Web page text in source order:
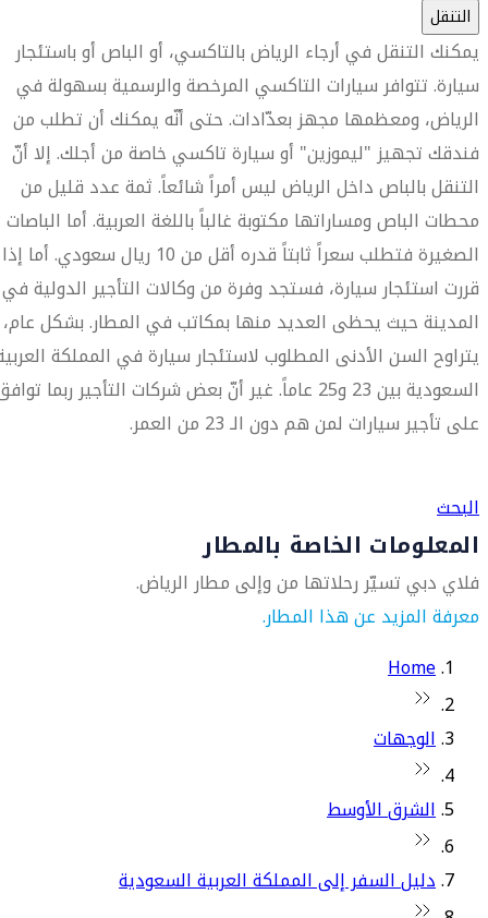
التنقل
يمكنك التنقل في أرجاء الرياض بالتاكسي، أو الباص أو باستئجار
سيارة. تتوافر سيارات التاكسي المرخصة والرسمية بسهولة في
الرياض، ومعظمها مجهز بعدّادات. حتى أنّه يمكنك أن تطلب من
فندقك تجهيز "ليموزين" أو سيارة تاكسي خاصة من أجلك. إلا أنّ
التنقل بالباص داخل الرياض ليس أمراً شائعاً. ثمة عدد قليل من
محطات الباص ومساراتها مكتوبة غالباً باللغة العربية. أما الباصات
الصغيرة فتطلب سعراً ثابتاً قدره أقل من 10 ريال سعودي. أما إذا
قررت استئجار سيارة، فستجد وفرة من وكالات التأجير الدولية في
المدينة حيث يحظى العديد منها بمكاتب في المطار. بشكل عام،
يتراوح السن الأدنى المطلوب لاستئجار سيارة في المملكة
السعودية بين 23 و25 عاماً. غير أنّ بعض شركات التأجير ربما
على تأجير سيارات لمن هم دون الـ 23 من العمر.
البحث
المعلومات الخاصة بالمطار
فلاي دبي تسيّر رحلاتها من وإلى مطار الرياض.
معرفة المزيد عن هذا المطار.
Home
الوجهات
الشرق الأوسط
دليل السفر إلى المملكة العربية السعودية